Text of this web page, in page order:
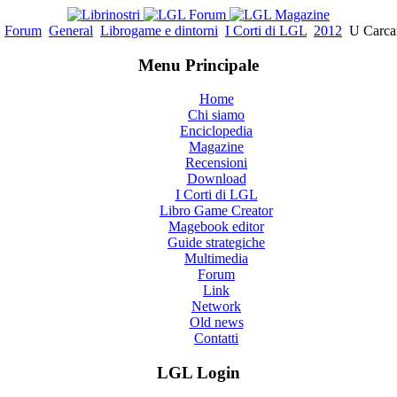
Forum General Librogame e dintorni I Corti di LGL 2012 U
Menu Principale
Home
Chi siamo
Enciclopedia
Magazine
Recensioni
Download
I Corti di LGL
Libro Game Creator
Magebook editor
Guide strategiche
Multimedia
Forum
Link
Network
Old news
Contatti
LGL Login